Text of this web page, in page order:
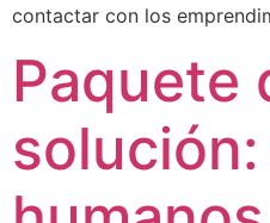
contactar con los
Paquete